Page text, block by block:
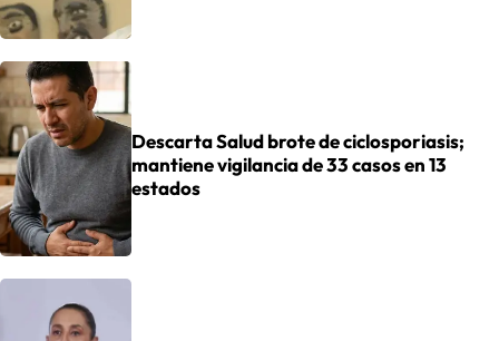
Descarta Salud brote de ciclosporiasis;
mantiene vigilancia de 33 casos en 13
estados